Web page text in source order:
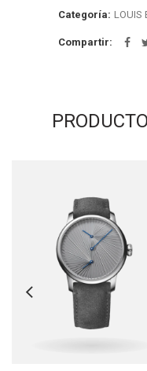
Categoría: LOUIS
Compartir